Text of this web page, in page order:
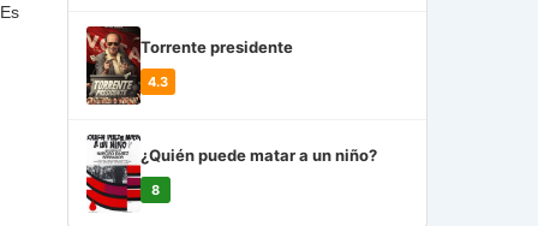
Torrente presidente
4.3
¿Quién puede matar a un niño?
8